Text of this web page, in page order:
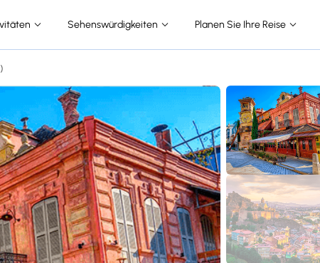
Sehenswürdigkeiten Planen Sie Ihre Reise